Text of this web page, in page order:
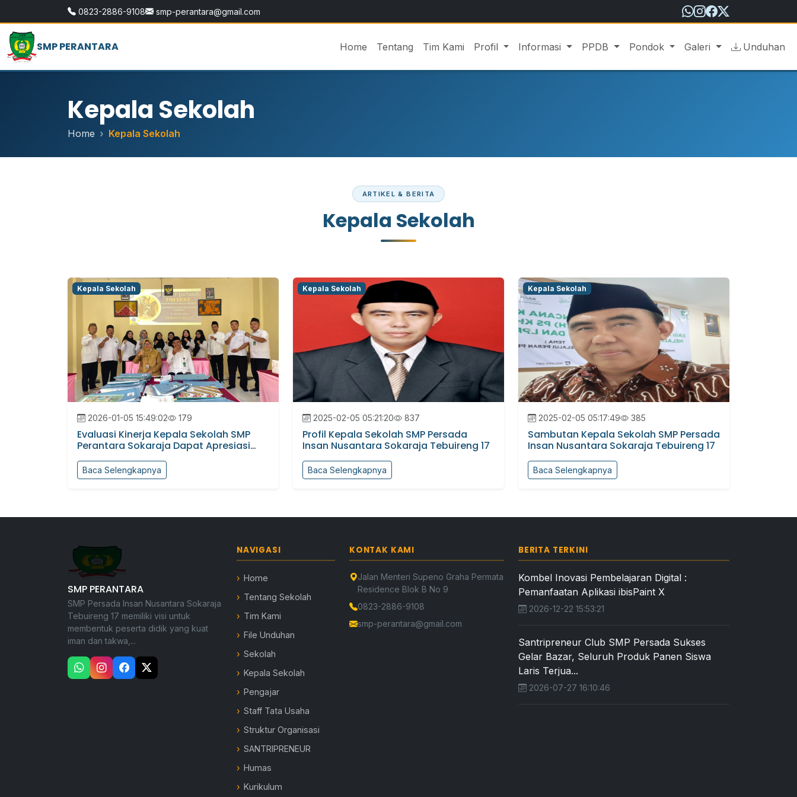
0823-2886-9108 smp-perantara@gmail.com
SMP PERANTARA Home Tentang Tim Kami Profil Informasi PPDB Pondok Galeri Unduhan
Kepala Sekolah
Home Kepala Sekolah
ARTIKEL & BERITA
Kepala Sekolah
Kepala Sekolah
2026-01-05 15:49:02 179
Evaluasi Kinerja Kepala Sekolah SMP
Perantara Sokaraja Dapat Apresiasi
Baca Selengkapnya
Kepala Sekolah
2025-02-05 05:21:20 837
Profil Kepala Sekolah SMP Persada
Insan Nusantara Sokaraja Tebuireng 17
Baca Selengkapnya
Kepala Sekolah
2025-02-05 05:17:49 385
Sambutan Kepala Sekolah SMP Persada
Insan Nusantara Sokaraja Tebuireng 17
Baca Selengkapnya
SMP PERANTARA
SMP Persada Insan Nusantara Sokaraja
Tebuireng 17 memiliki visi untuk
membentuk peserta didik yang kuat
iman dan takwa,...
NAVIGASI
Home
Tentang Sekolah
Tim Kami
File Unduhan
Sekolah
Kepala Sekolah
Pengajar
Staff Tata Usaha
Struktur Organisasi
SANTRIPRENEUR
Humas
Kurikulum
KONTAK KAMI
Jalan Menteri Supeno Graha Permata
Residence Blok B No 9
0823-2886-9108
smp-perantara@gmail.com
BERITA TERKINI
Kombel Inovasi Pembelajaran Digital :
Pemanfaatan Aplikasi ibisPaint X
2026-12-22 15:53:21
Santripreneur Club SMP Persada Sukses
Gelar Bazar, Seluruh Produk Panen Siswa
Laris Terjua...
2026-07-27 16:10:46